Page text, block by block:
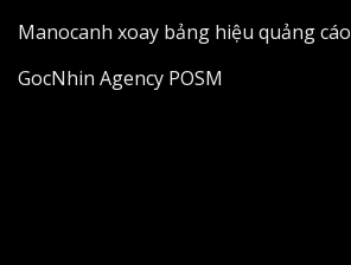
Manocanh xoay bảng hiệu quảng cáo
GocNhin Agency POSM